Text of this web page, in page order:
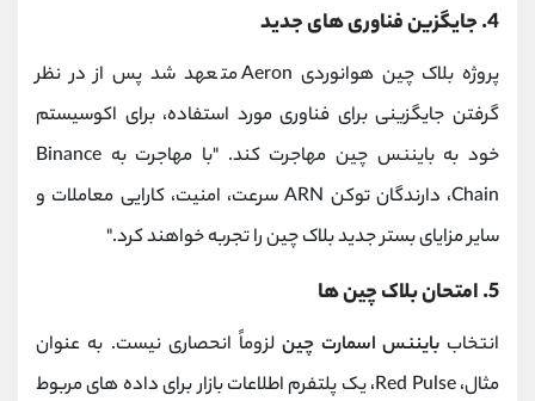
4. جایگزین فناوری های جدید
پروژه بلاک چین هوانوردی Aeron متعهد شد پس از در نظر
گرفتن جایگزینی برای فناوری مورد استفاده، برای اکوسیستم
خود به بایننس چین مهاجرت کند. "با مهاجرت به Binance
Chain، دارندگان توکن ARN سرعت، امنیت، کارایی معاملات و
سایر مزایای بستر جدید بلاک چین را تجربه خواهند کرد."
5. امتحان بلاک چین ها
انتخاببایننس اسمارت چینلزوماً انحصاری نیست. به عنوان
مثال، Red Pulse، یک پلتفرم اطلاعات بازار برای داده های مربوط